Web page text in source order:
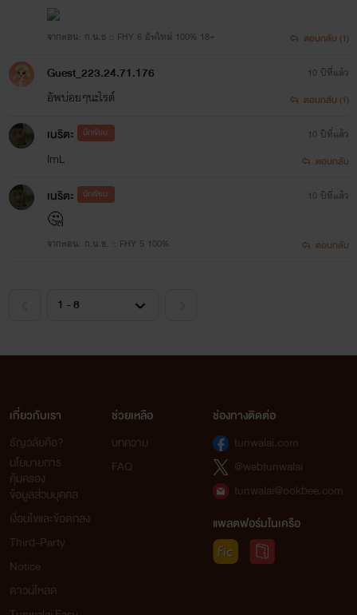
จากตอน: ก.น.ช :: FHY 6 อัพใหม่ 100% 18+ ตอบกลับ (1)
Guest_223.24.71.176
อัพบ่อยๆนะไรต์
10 ปีที่แล้ว
ตอบกลับ (1)
เนริตะ นักเขียน
ImL
10 ปีที่แล้ว
ตอบกลับ
เนริตะ นักเขียน
🤔
จากตอน: ก.น.ช. :: FHY 5 100%
10 ปีที่แล้ว
ตอบกลับ
เกี่ยวกับเรา
ธัญวลัยคือ?
นโยบายการ
คุ้มครอง
ข้อมูลส่วนบุคคล
เงื่อนไขและข้อตกลง
Third-Party
Notice
ดาวน์โหลด
ช่วยเหลือ
บทความ
FAQ
ช่องทางติดต่อ
tunwalai.com
@webtunwalai
tunwalai@ookbee.com
แพลตฟอร์มในเครือ